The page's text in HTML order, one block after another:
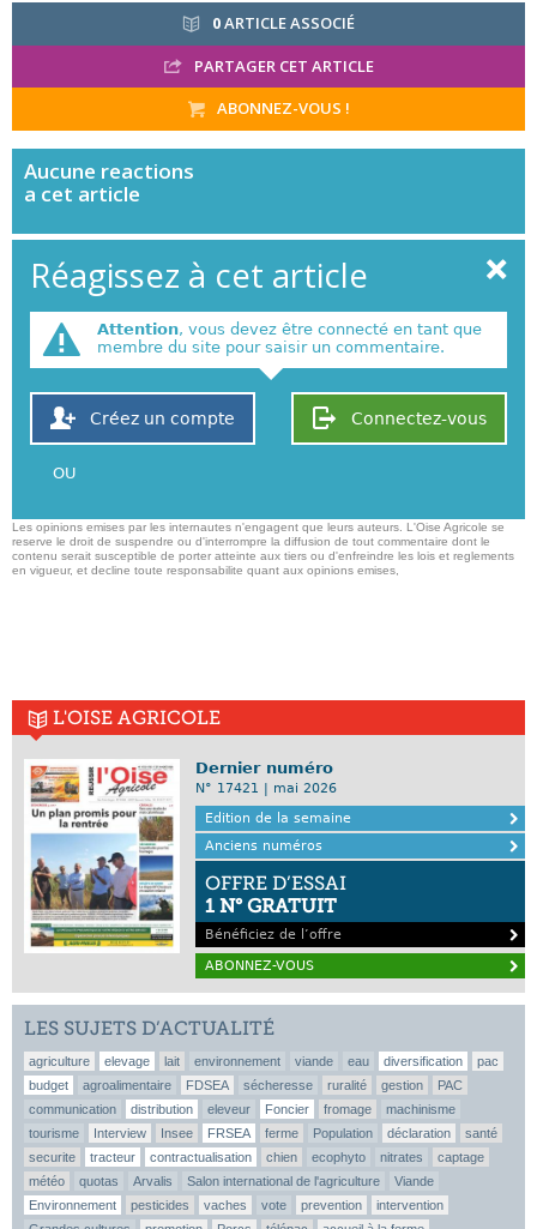
0ARTICLE ASSOCIÉ
PARTAGER CET ARTICLE
ABONNEZ-VOUS !
Aucune reactions
a cet article
Réagissez à cet article
Attention, vous devez être connecté en tant que
membre du site pour saisir un commentaire.
Connectez-vous
Créez un compte
OU
Les opinions emises par les internautes n'engagent que leurs auteurs. L'Oise Agricole se
reserve le droit de suspendre ou d'interrompre la diffusion de tout commentaire dont le
contenu serait susceptible de porter atteinte aux tiers ou d'enfreindre les lois et reglements
en vigueur, et decline toute responsabilite quant aux opinions emises,
L'OISE AGRICOLE
Dernier numéro
N° 17421 | mai 2026
Edition de la semaine
Anciens numéros
OFFRE D’ESSAI
1 N° GRATUIT
Bénéficiez de l’offre
ABONNEZ-VOUS
LES SUJETS D’ACTUALITÉ
agriculture elevage lait environnement viande eau diversification
pac
budget
agroalimentaire FDSEA sécheresse ruralité gestion
PAC
communication
distribution eleveur Foncier fromage
machinisme
tourisme
Interview Insee FRSEA ferme Population déclaration
santé
securite
tracteur contractualisation chien ecophyto nitrates
captage
météo
quotas Arvalis Salon international de l'agriculture
Viande
Environnement
pesticides vaches vote prevention
intervention